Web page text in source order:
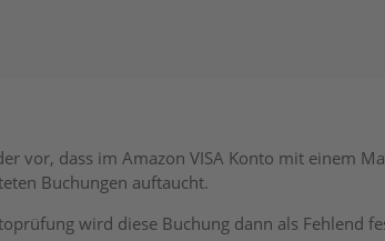
vor, dass im Amazon VISA Konto mit einem
Buchungen auftaucht.
wird diese Buchung dann als Fehlend